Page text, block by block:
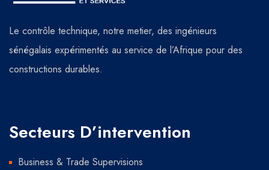
Le contrôle technique, notre metier, des ingénieurs
sénégalais expérimentés au service de l’Afrique pour des
constructions durables.
Secteurs D’intervention
Business & Trade Supervisions